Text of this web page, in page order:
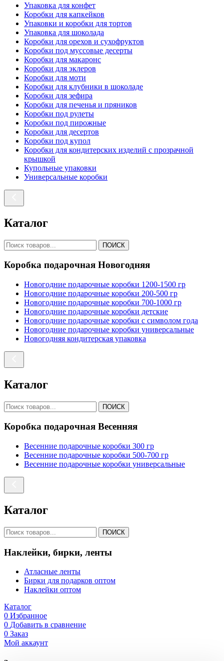
Упаковка для конфет
Коробки для капкейков
Упаковки и коробки для тортов
Упаковка для шоколада
Коробки для орехов и сухофруктов
Коробки под муссовые десерты
Коробки для макаронс
Коробки для эклеров
Коробки для моти
Коробки для клубники в шоколаде
Коробки для зефира
Коробки для печенья и пряников
Коробки под рулеты
Коробки под пирожные
Коробки для десертов
Коробки под купол
Коробки для кондитерских изделий с прозрачной
крышкой
Купольные упаковки
Универсальные коробки
Каталог
ПОИСК
Коробка подарочная Новогодняя
Новогодние подарочные коробки 1200-1500 гр
Новогодние подарочные коробки 200-500 гр
Новогодние подарочные коробки 700-1000 гр
Новогодние подарочные коробки детские
Новогодние подарочные коробки с символом года
Новогодние подарочные коробки универсальные
Новогодняя кондитерская упаковка
Каталог
ПОИСК
Коробка подарочная Весенняя
Весенние подарочные коробки 300 гр
Весенние подарочные коробки 500-700 гр
Весенние подарочные коробки универсальные
Каталог
ПОИСК
Наклейки, бирки, ленты
Атласные ленты
Бирки для подарков оптом
Наклейки оптом
Каталог
0 Избранное
0 Добавить в сравнение
0 Заказ
Мой аккаунт